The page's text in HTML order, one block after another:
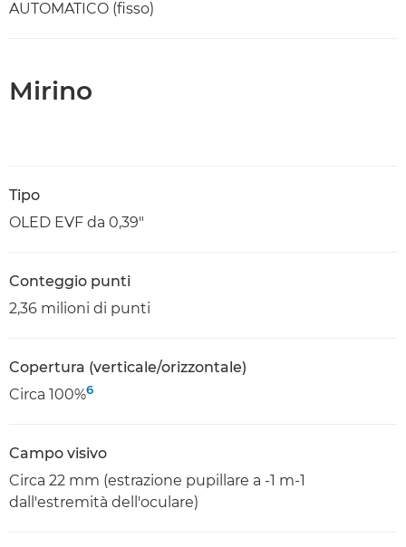
AUTOMATICO (fisso)
Mirino
Tipo
OLED EVF da 0,39"
Conteggio punti
2,36 milioni di punti
Copertura (verticale/orizzontale)
Circa 100%6
Campo visivo
Circa 22 mm (estrazione pupillare a -1 m-1
dall'estremità dell'oculare)